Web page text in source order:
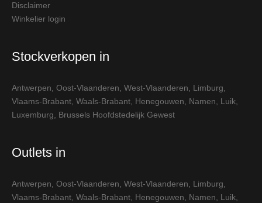
Disclaimer
Winkelier login
Stockverkopen in
Antwerpen Oost-Vlaanderen West-Vlaanderen Limburg
Vlaams-Brabant Waals-Brabant Henegouwen Namen Luik
Luxemburg
Brussels Hoofdstedelijk Gewest
Outlets in
Antwerpen Oost-Vlaanderen West-Vlaanderen Limburg
Vlaams-Brabant Waals-Brabant Henegouwen Namen Luik